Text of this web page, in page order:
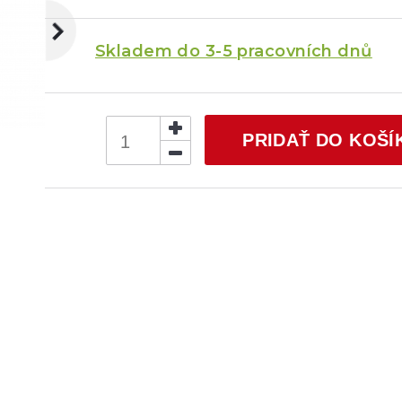
Skladem do 3-5 pracovních dnů
PRIDAŤ DO